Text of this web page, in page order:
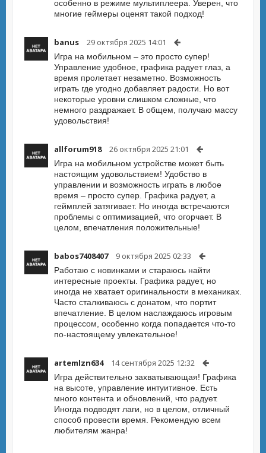
особенно в режиме мультиплеера. Уверен, что
многие геймеры оценят такой подход!
banus 29 октября 2025 14:01
Игра на мобильном – это просто супер!
Управление удобное, графика радует глаз, а
время пролетает незаметно. Возможность
играть где угодно добавляет радости. Но вот
некоторые уровни слишком сложные, что
немного раздражает. В общем, получаю массу
удовольствия!
allforum918 26 октября 2025 21:01
Игра на мобильном устройстве может быть
настоящим удовольствием! Удобство в
управлении и возможность играть в любое
время – просто супер. Графика радует, а
геймплей затягивает. Но иногда встречаются
проблемы с оптимизацией, что огорчает. В
целом, впечатления положительные!
babos7408407 9 октября 2025 02:33
Работаю с новинками и стараюсь найти
интересные проекты. Графика радует, но
иногда не хватает оригинальности в механиках.
Часто сталкиваюсь с донатом, что портит
впечатление. В целом наслаждаюсь игровым
процессом, особенно когда попадается что-то
по-настоящему увлекательное!
artemlzn634 14 сентября 2025 12:32
Игра действительно захватывающая! Графика
на высоте, управление интуитивное. Есть
много контента и обновлений, что радует.
Иногда подводят лаги, но в целом, отличный
способ провести время. Рекомендую всем
любителям жанра!